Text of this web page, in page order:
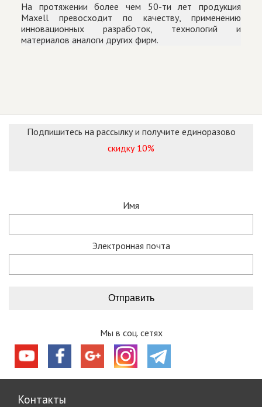
На протяжении более чем 50-ти лет продукция
Maxell превосходит по качеству, применению
инновационных разработок, технологий и
материалов аналоги других фирм.
Подпишитесь на рассылку и получите единоразово
скидку 10%
Имя
Электронная почта
Мы в соц. сетях
Контакты